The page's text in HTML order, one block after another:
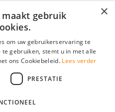
×
maakt gebruik
om uw gebruikerservaring te
gebruiken, stemt u in met alle
ons Cookiebeleid. Lees verder
PRESTATIE